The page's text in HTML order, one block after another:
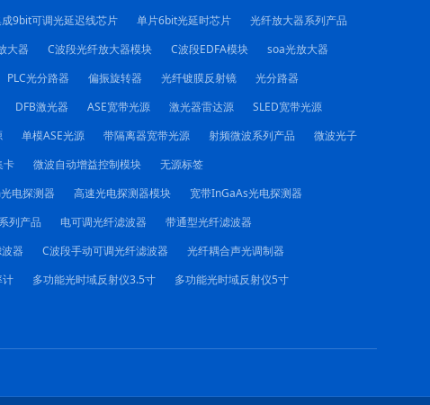
9bit可调光延迟线芯片 单片6bit光延时芯片
光纤放大器系列产品
大器 C波段光纤放大器模块 C波段EDFA模块
soa光放大器
PLC光分路器 偏振旋转器 光纤镀膜反射镜
光分路器
DFB激光器 ASE宽带光源 激光器雷达源
SLED宽带光源
单模ASE光源 带隔离器宽带光源 射频微波系列产品
微波光子
卡 微波自动增益控制模块
无源标签
电探测器 高速光电探测器模块
宽带InGaAs光电探测器
列产品 电可调光纤滤波器
带通型光纤滤波器
器 C波段手动可调光纤滤波器
光纤耦合声光调制器
多功能光时域反射仪3.5寸
多功能光时域反射仪5寸